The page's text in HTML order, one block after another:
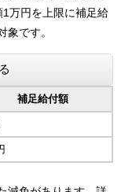
万円を上限に補足給
です。
補足給付額